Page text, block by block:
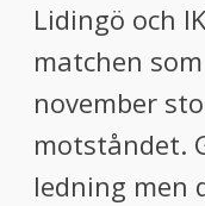
Lidingö och
matchen
november
motståndet.
ledning men